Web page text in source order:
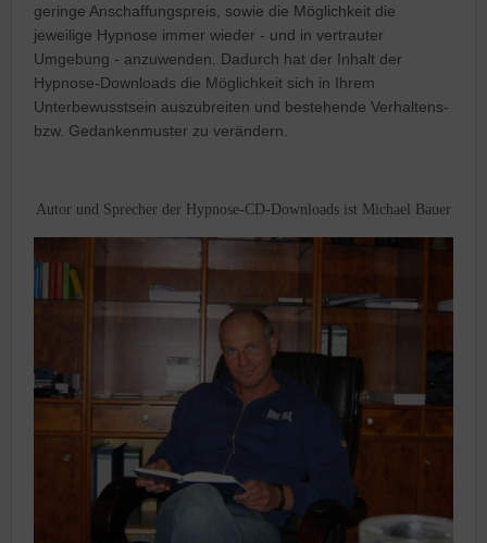
geringe Anschaffungspreis, sowie die Möglichkeit die
jeweilige Hypnose immer wieder - und in vertrauter
Umgebung - anzuwenden. Dadurch hat der Inhalt der
Hypnose-Downloads die Möglichkeit sich in Ihrem
Unterbewusstsein auszubreiten und bestehende Verhaltens-
bzw. Gedankenmuster zu verändern.
Autor und Sprecher der Hypnose-CD-Downloads ist Michael Bauer